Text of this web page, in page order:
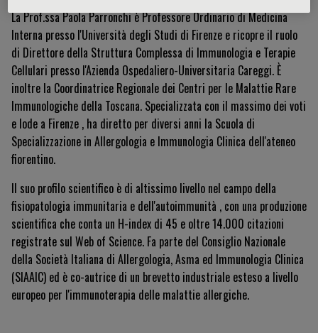
La Prof.ssa Paola Parronchi è Professore Ordinario di Medicina
Interna presso l'Università degli Studi di Firenze e ricopre il ruolo
di Direttore della Struttura Complessa di Immunologia e Terapie
Cellulari presso l'Azienda Ospedaliero-Universitaria Careggi. È
inoltre la Coordinatrice Regionale dei Centri per le Malattie Rare
Immunologiche della Toscana. Specializzata con il massimo dei voti
e lode a Firenze , ha diretto per diversi anni la Scuola di
Specializzazione in Allergologia e Immunologia Clinica dell'ateneo
fiorentino.
Il suo profilo scientifico è di altissimo livello nel campo della
fisiopatologia immunitaria e dell'autoimmunità , con una produzione
scientifica che conta un H-index di 45 e oltre 14.000 citazioni
registrate sul Web of Science. Fa parte del Consiglio Nazionale
della Società Italiana di Allergologia, Asma ed Immunologia Clinica
(SIAAIC) ed è co-autrice di un brevetto industriale esteso a livello
europeo per l'immunoterapia delle malattie allergiche.